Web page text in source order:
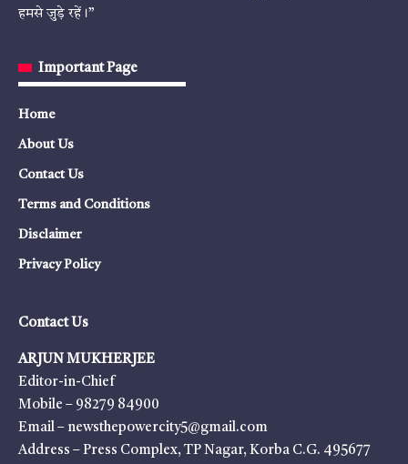
हमसे जुड़े रहें।”
Important Page
Home
About Us
Contact Us
Terms and Conditions
Disclaimer
Privacy Policy
Contact Us
ARJUN MUKHERJEE
Editor-in-Chief
Mobile – 98279 84900
Email – newsthepowercity5@gmail.com
Address – Press Complex, TP Nagar, Korba C.G. 495677